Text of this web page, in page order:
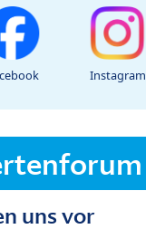
Instagram
uns vor